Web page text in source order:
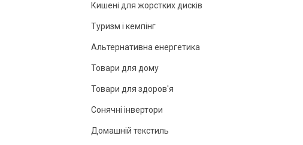
Кишені для жорстких дисків
Туризм і кемпінг
Альтернативна енергетика
Товари для дому
Товари для здоров'я
Сонячні інвертори
Домашній текстиль